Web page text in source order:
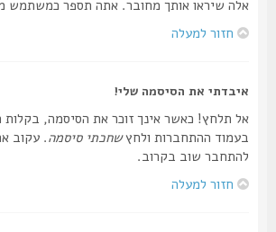
אלה שיראו אותך מחובר. אתה תספר כמשתמש
חזור למעלה
איבדתי את הסיסמה שלי!
אל תלחץ! כאשר אינך זוכר את הסיסמה, בקלות
בעמוד ההתחברות ולחץשחכתי סיסמה. עקוב אחר
להתחבר שוב בקרוב.
חזור למעלה